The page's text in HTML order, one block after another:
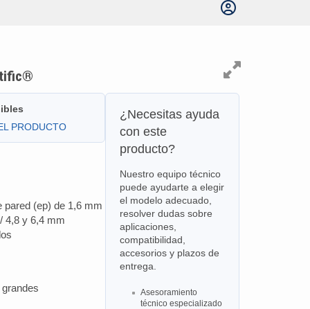
PRODUCTO
pared (ep) de 1,6 mm
4,8 y 6,4 mm
¿Necesitas ayuda
con este
producto?
Nuestro equipo técnico
puede ayudarte a elegir
el modelo adecuado,
resolver dudas sobre
aplicaciones,
compatibilidad,
accesorios y plazos de
entrega.
Asesoramiento
técnico especializado